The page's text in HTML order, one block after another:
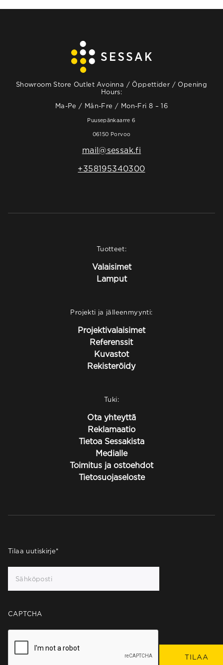
Showroom Store Outlet Avoinna / Öppettider / Opening
Hours:
Ma-Pe / Mån-Fre / Mon-Fri 8 – 16
Puusepänkaarre 6
06150 Porvoo
mail@sessak.fi
+358195340300
Tuotteet:
Valaisimet
Lamput
Projekti ja jälleenmyynti:
Projektivalaisimet
Referenssit
Kuvastot
Rekisteröidy
Tuki:
Ota yhteyttä
Reklamaatio
Tietoa Sessakista
Medialle
Toimitus ja ostoehdot
Tietosuojaseloste
Tilaa uutiskirje*
CAPTCHA